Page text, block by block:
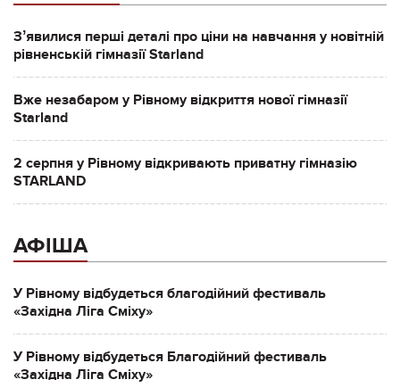
Зʼявилися перші деталі про ціни на навчання у новітній
рівненській гімназії Starland
Вже незабаром у Рівному відкриття нової гімназії
Starland
2 серпня у Рівному відкривають приватну гімназію
STARLAND
АФІША
У Рівному відбудеться благодійний фестиваль
«Західна Ліга Сміху»
У Рівному відбудеться Благодійний фестиваль
«Західна Ліга Сміху»